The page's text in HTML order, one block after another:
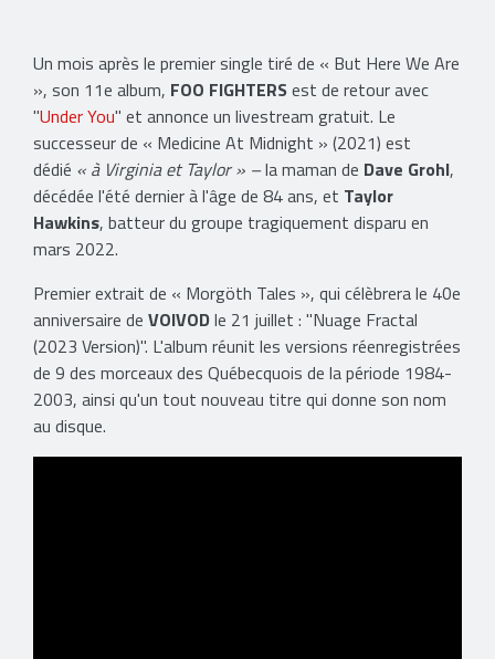
Un mois après le premier single tiré de « But Here We Are
», son 11e album, FOO FIGHTERSest de retour avec
"Under You" et annonce un livestream gratuit. Le
successeur de « Medicine At Midnight » (2021) est
dédié « à Virginia et Taylor » –la maman de Dave Grohl,
décédée l'été dernier à l'âge de 84 ans, et Taylor
Hawkins, batteur du groupe tragiquement disparu en
mars 2022.
Premier extrait de « Morgöth Tales », qui célèbrera le 40e
anniversaire de VOIVODle 21 juillet : "Nuage Fractal
(2023 Version)". L'album réunit les versions réenregistrées
de 9 des morceaux des Québecquois de la période 1984-
2003, ainsi qu'un tout nouveau titre qui donne son nom
au disque.